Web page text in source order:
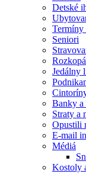
Detské
Termíny
Seniori
Jedálny
Banky a
Straty a
Opustili
E-mail
Médiá
Kostoly